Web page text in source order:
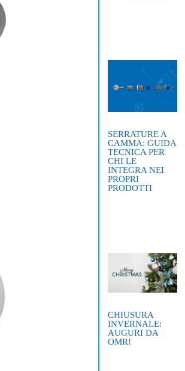
SERRATURE A
CAMMA: GUIDA
TECNICA PER
CHI LE
INTEGRA NEI
PROPRI
PRODOTTI
CHIUSURA
INVERNALE:
AUGURI DA
OMR!